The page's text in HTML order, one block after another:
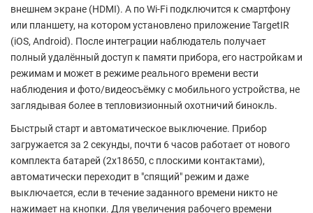
внешнем экране (HDMI). А по Wi-Fi подключится к смартфону
или планшету, на котором установлено приложение TargetIR
(iOS, Android). После интеграции наблюдатель получает
полный удалённый доступ к памяти прибора, его настройкам и
режимам и может в режиме реального времени вести
наблюдения и фото/видеосъёмку с мобильного устройства, не
заглядывая более в тепловизионный охотничий бинокль.
Быстрый старт и автоматическое выключение. Прибор
загружается за 2 секунды, почти 6 часов работает от нового
комплекта батарей (2x18650, с плоскими контактами),
автоматически переходит в "спящий" режим и даже
выключается, если в течение заданного времени никто не
нажимает на кнопки. Для увеличения рабочего времени